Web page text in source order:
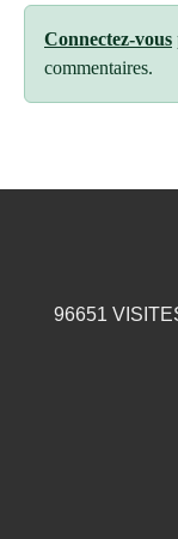
Connectez-vous
commentaires.
96651